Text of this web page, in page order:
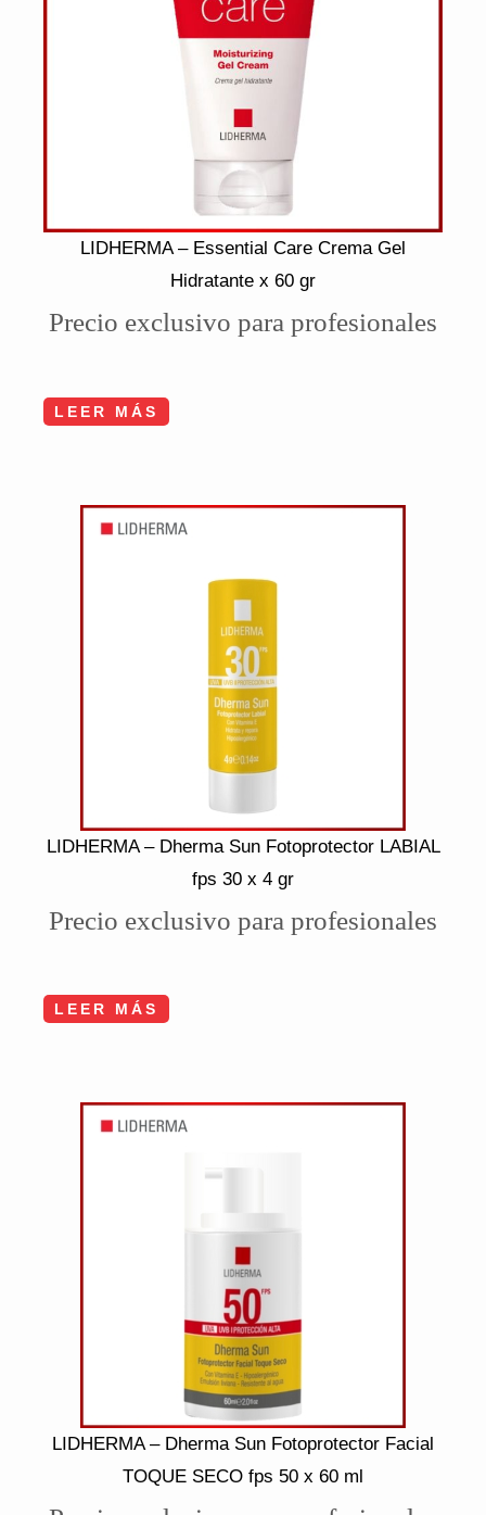
LIDHERMA – Essential Care Crema Gel
Hidratante x 60 gr
Precio exclusivo para profesionales
LEER MÁS
LIDHERMA – Dherma Sun Fotoprotector LABIAL
fps 30 x 4 gr
Precio exclusivo para profesionales
LEER MÁS
LIDHERMA – Dherma Sun Fotoprotector Facial
TOQUE SECO fps 50 x 60 ml